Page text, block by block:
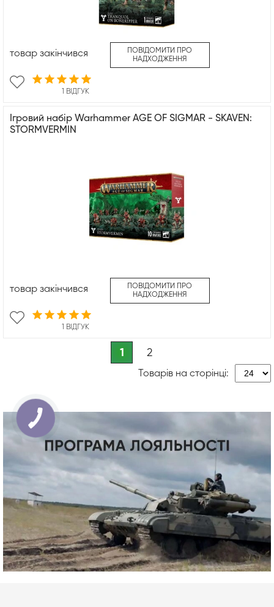
1 ВІДГУК
товар закінчився
ПОВІДОМИТИ ПРО
НАДХОДЖЕННЯ
Ігровий набір Warhammer AGE OF SIGMAR - SKAVEN:
STORMVERMIN
1 ВІДГУК
товар закінчився
ПОВІДОМИТИ ПРО
НАДХОДЖЕННЯ
1 2
Товарів на сторінці: